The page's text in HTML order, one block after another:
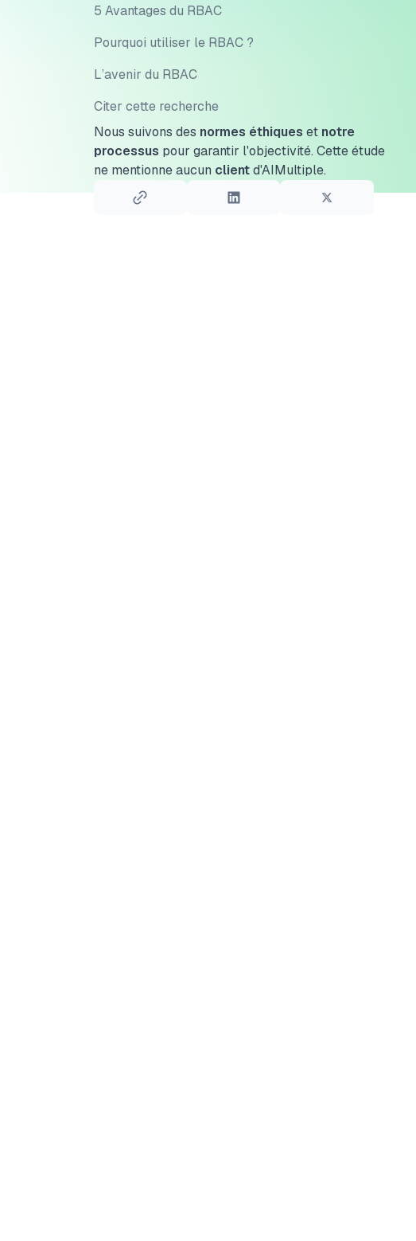
5 Avantages du RBAC
Pourquoi utiliser le RBAC ?
L’avenir du RBAC
Citer cette recherche
Nous suivons des normes éthiques et notre
processus pour garantir l'objectivité. Cette étude
ne mentionne aucun clientd'AIMultiple.